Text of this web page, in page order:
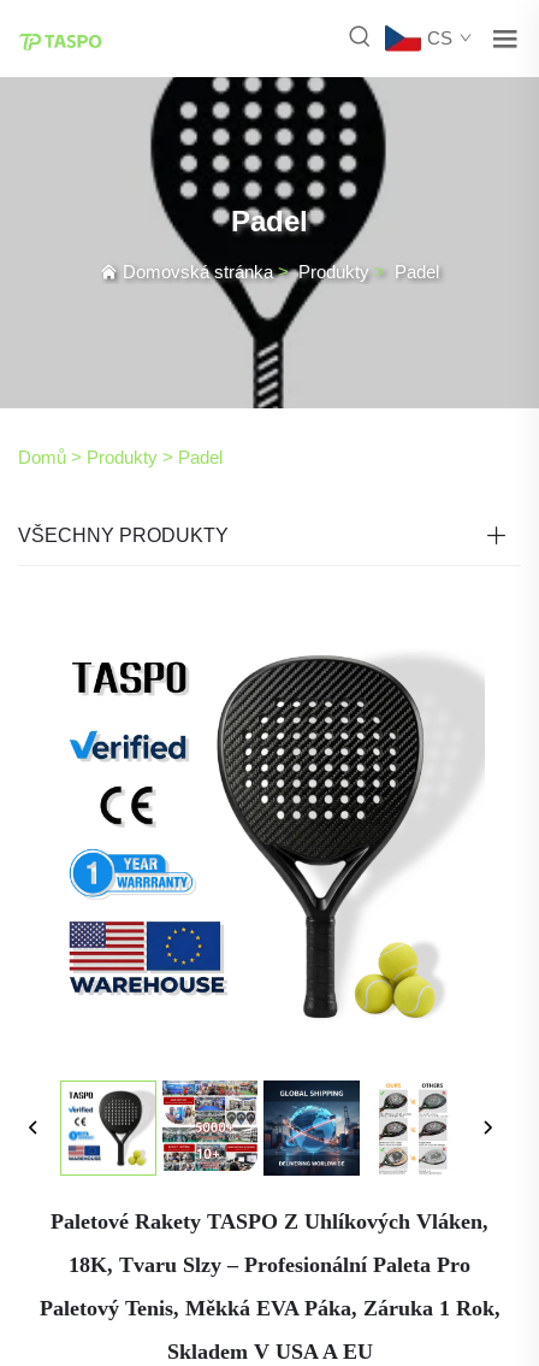
CS
Padel
Domovská stránka>Produkty > Padel
Domů > Produkty > Padel
VŠECHNY PRODUKTY
Paletové Rakety TASPO Z Uhlíkových Vláken,
18K, Tvaru Slzy – Profesionální Paleta Pro
Paletový Tenis, Měkká EVA Páka, Záruka 1 Rok,
Skladem V USA A EU